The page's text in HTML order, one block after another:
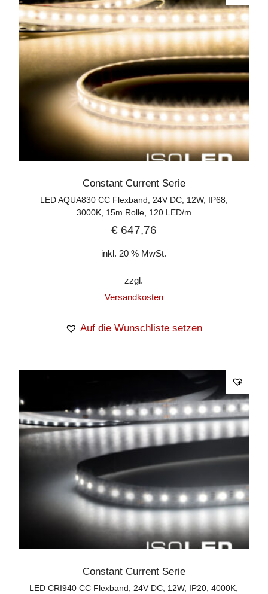
Constant Current Serie
LED AQUA830 CC Flexband, 24V DC, 12W, IP68,
3000K, 15m Rolle, 120 LED/m
€647,76
inkl. 20 % MwSt.
zzgl.
Versandkosten
Auf die Wunschliste setzen
Constant Current Serie
LED CRI940 CC Flexband, 24V DC, 12W, IP20, 4000K,